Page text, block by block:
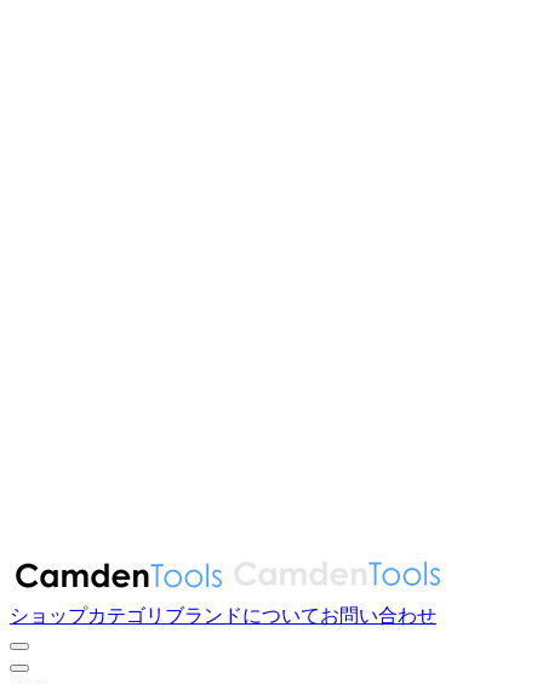
ショップカテゴリ ブランドについてお問い合わせ